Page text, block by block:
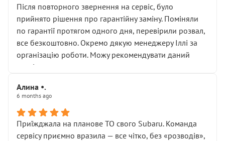
Після повторного звернення на сервіс, було
прийнято рішення про гарантійну заміну. Поміняли
по гарантії протягом одного дня, перевірили розвал,
все безкоштовно. Окремо дякую менеджеру Іллі за
організацію роботи. Можу рекомендувати даний
сервіс.
Алина •.
6 months ago
Приїжджала на планове ТО свого Subaru. Команда
сервісу приємно вразила — все чітко, без «розводів»,